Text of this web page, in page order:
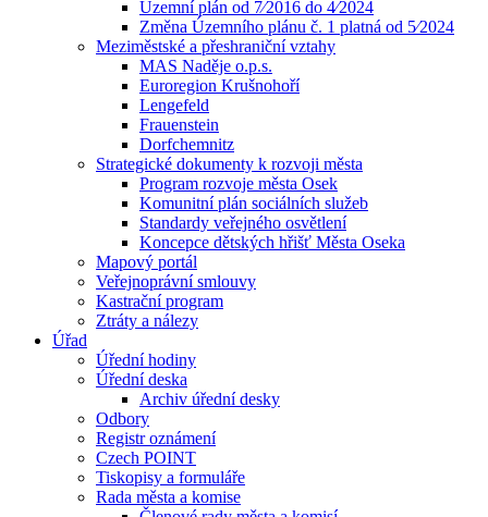
Územní plán od 7⁄2016 do 4⁄2024
Změna Územního plánu č. 1 platná od 5⁄2024
Meziměstské a přeshraniční vztahy
MAS Naděje o.p.s.
Euroregion Krušnohoří
Lengefeld
Frauenstein
Dorfchemnitz
Strategické dokumenty k rozvoji města
Program rozvoje města Osek
Komunitní plán sociálních služeb
Standardy veřejného osvětlení
Koncepce dětských hřišť Města Oseka
Mapový portál
Veřejnoprávní smlouvy
Kastrační program
Ztráty a nálezy
Úřad
Úřední hodiny
Úřední deska
Archiv úřední desky
Odbory
Registr oznámení
Czech POINT
Tiskopisy a formuláře
Rada města a komise